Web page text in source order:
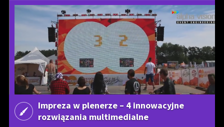
Impreza w plenerze – 4 innowacyjne
rozwiązania multimedialne